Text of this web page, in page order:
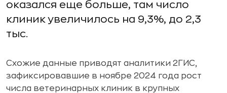
оказался еще больше, там число
клиник увеличилось на 9,3%, до 2,3
тыс.
Схожие данные приводят аналитики 2ГИС,
зафиксировавшие в ноябре 2024 года рост
числа ветеринарных клиник в крупных